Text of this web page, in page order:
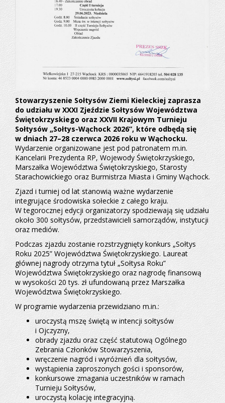
Stowarzyszenie Sołtysów Ziemi Kieleckiej zaprasza
do udziału w XXXI Zjeździe Sołtysów Województwa
Świętokrzyskiego oraz XXVII Krajowym Turnieju
Sołtysów „Sołtys-Wąchock 2026”, które odbędą się
w dniach 27–28 czerwca 2026 roku w Wąchocku.
Wydarzenie organizowane jest pod patronatem m.in.
Kancelarii Prezydenta RP, Wojewody Świętokrzyskiego,
Marszałka Województwa Świętokrzyskiego, Starosty
Starachowickiego oraz Burmistrza Miasta i Gminy Wąchock.
Zjazd i turniej od lat stanowią ważne wydarzenie
integrujące środowiska sołeckie z całego kraju.
W tegorocznej edycji organizatorzy spodziewają się udziału
około 300 sołtysów, przedstawicieli samorządów, instytucji
oraz mediów.
Podczas zjazdu zostanie rozstrzygnięty konkurs „Sołtys
Roku 2025” Województwa Świętokrzyskiego. Laureat
głównej nagrody otrzyma tytuł „Sołtysa Roku”
Województwa Świętokrzyskiego oraz nagrodę finansową
w wysokości 20 tys. zł ufundowaną przez Marszałka
Województwa Świętokrzyskiego.
W programie wydarzenia przewidziano m.in.:
uroczystą mszę świętą w intencji sołtysów
i Ojczyzny,
obrady zjazdu oraz część statutową Ogólnego
Zebrania Członków Stowarzyszenia,
wręczenie nagród i wyróżnień dla sołtysów,
wystąpienia zaproszonych gości i sponsorów,
konkursowe zmagania uczestników w ramach
Turnieju Sołtysów,
uroczystą kolację integracyjną.